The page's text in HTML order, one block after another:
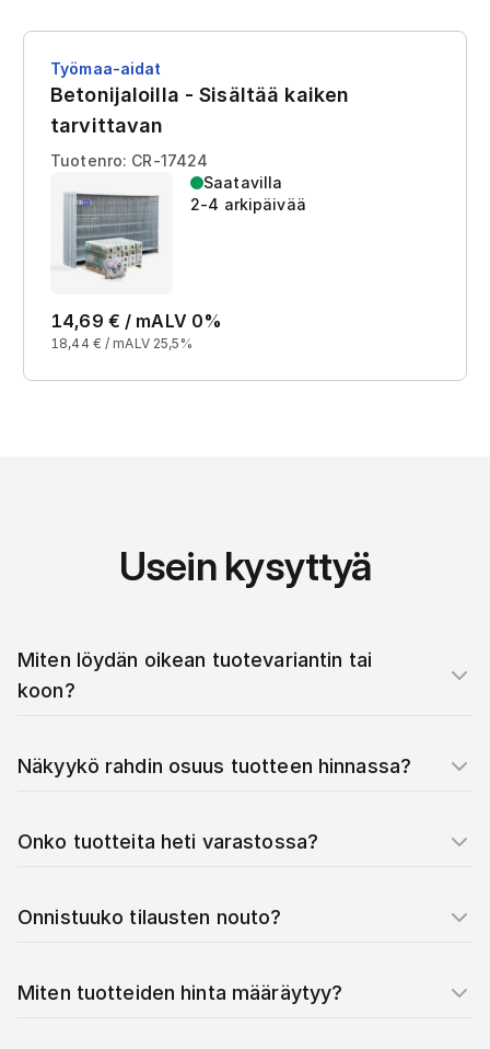
Työmaa-aidat
Betonijaloilla - Sisältää kaiken
tarvittavan
Tuotenro: CR-17424
Saatavilla
2-4 arkipäivää
14,69 € / mALV 0%
18,44 € / mALV 25,5%
Usein kysyttyä
Miten löydän oikean tuotevariantin tai
koon?
Näkyykö rahdin osuus tuotteen hinnassa?
Onko tuotteita heti varastossa?
Onnistuuko tilausten nouto?
Miten tuotteiden hinta määräytyy?